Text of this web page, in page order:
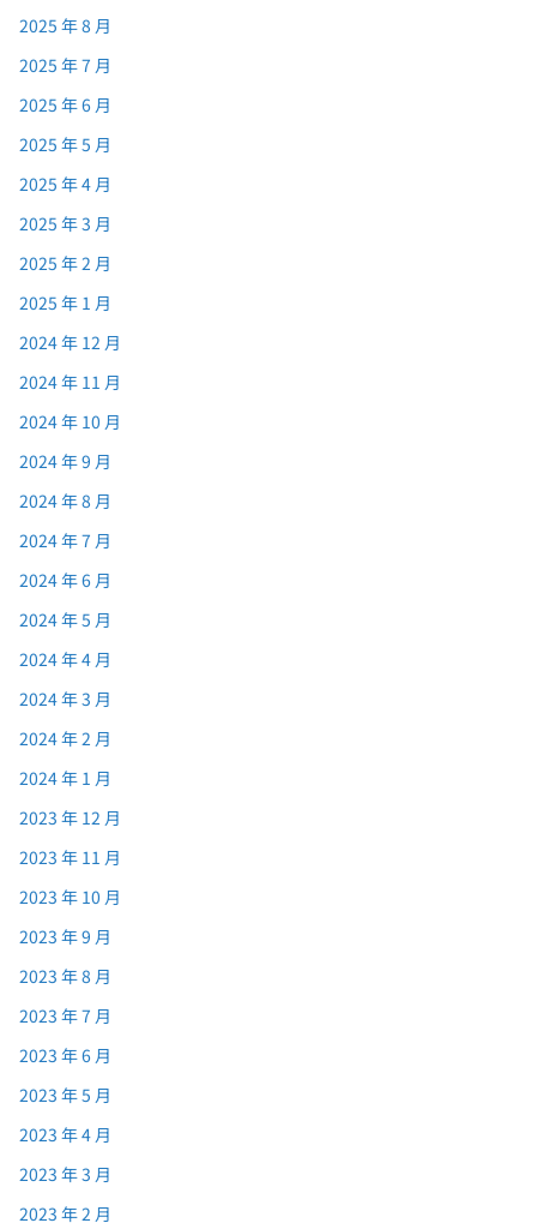
2025 年 8 月
2025 年 7 月
2025 年 6 月
2025 年 5 月
2025 年 4 月
2025 年 3 月
2025 年 2 月
2025 年 1 月
2024 年 12 月
2024 年 11 月
2024 年 10 月
2024 年 9 月
2024 年 8 月
2024 年 7 月
2024 年 6 月
2024 年 5 月
2024 年 4 月
2024 年 3 月
2024 年 2 月
2024 年 1 月
2023 年 12 月
2023 年 11 月
2023 年 10 月
2023 年 9 月
2023 年 8 月
2023 年 7 月
2023 年 6 月
2023 年 5 月
2023 年 4 月
2023 年 3 月
2023 年 2 月